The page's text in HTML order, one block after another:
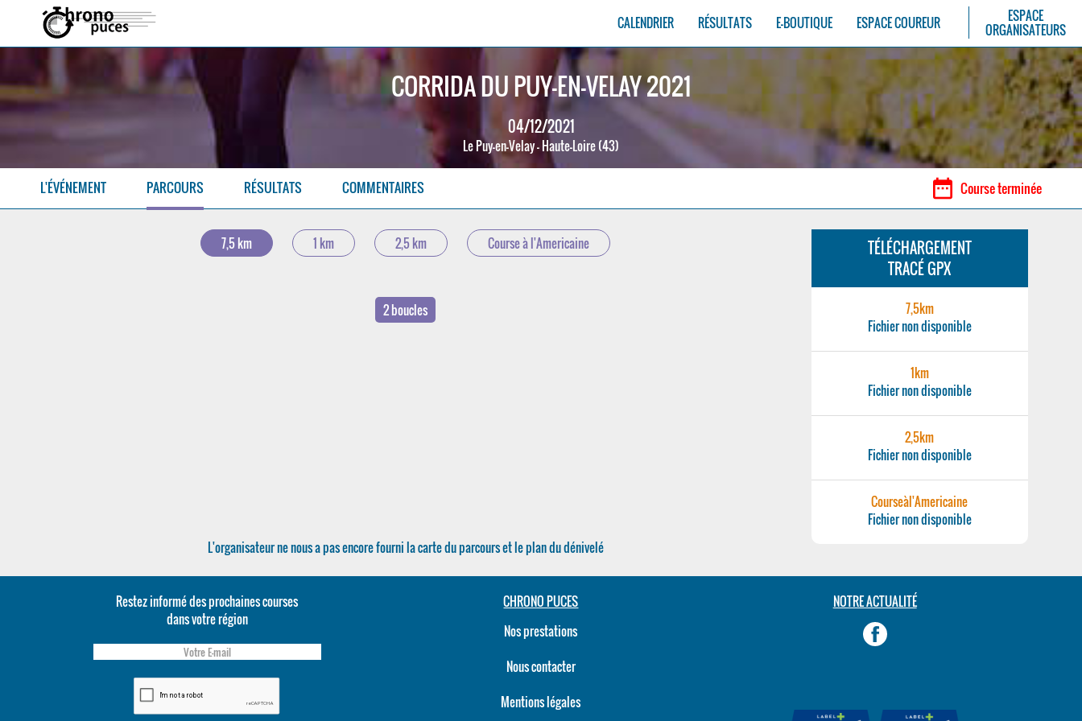
CALENDRIER RÉSULTATS E-BOUTIQUE ESPACE COUREUR
ESPACE
ORGANISATEURS
CORRIDA DU PUY-EN-VELAY 2021
04/12/2021
Le Puy-en-Velay - Haute-Loire (43)
L'ÉVÉNEMENT PARCOURS RÉSULTATS COMMENTAIRES date_range Course terminée
7,5 km 1 km 2,5 km Course à l'Americaine
2 boucles
L'organisateur ne nous a pas encore fourni la carte du parcours et le plan du dénivelé
TÉLÉCHARGEMENT
TRACÉ GPX
7,5km
Fichier non disponible
1km
Fichier non disponible
2,5km
Fichier non disponible
Courseàl'Americaine
Fichier non disponible
Restez informé des prochaines courses
dans votre région
CHRONO PUCES
Nos prestations
Nous contacter
Mentions légales
NOTRE ACTUALITÉ